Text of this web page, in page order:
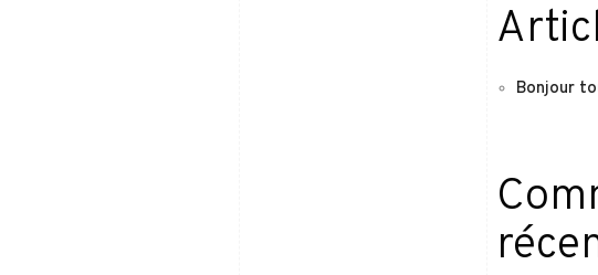
Bonjour